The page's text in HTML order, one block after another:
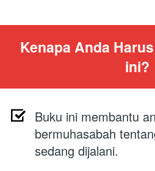
Kenapa Anda
ini?
Buku ini membantu
bermuhasabah
sedang dijalani.